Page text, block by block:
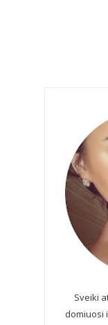
Sveiki
domiuosi